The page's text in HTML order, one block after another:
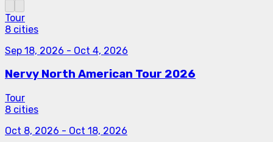
Tour
8 cities
Sep 18, 2026 - Oct 4, 2026
Nervy North American Tour 2026
Tour
8 cities
Oct 8, 2026 - Oct 18, 2026